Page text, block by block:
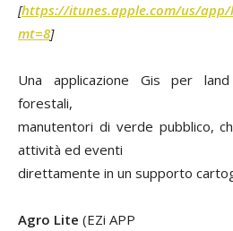
[https://itunes.apple.com/us/app/
mt=8]
Una applicazione Gis per
forestali,
manutentori di verde pubblico,
attività ed eventi
direttamente in un supporto
Agro Lite (EZi APP